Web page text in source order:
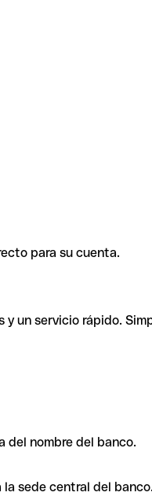
para su cuenta.
un servicio rápido.
del nombre del banco.
sede central del banco.